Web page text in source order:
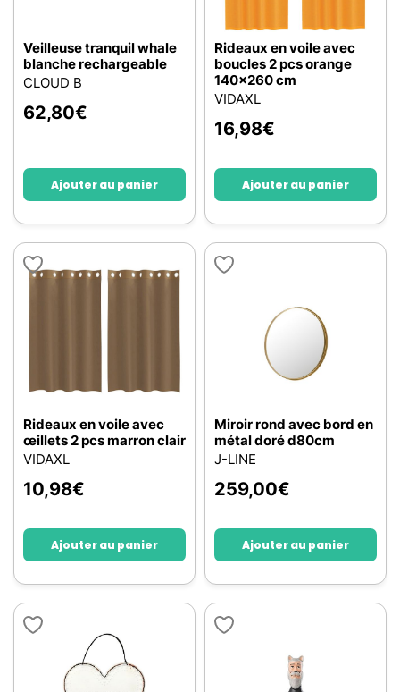
Veilleuse tranquil whale
blanche rechargeable
CLOUD B
62,80€
Ajouter au panier
Rideaux en voile avec
boucles 2 pcs orange
140x260 cm
VIDAXL
16,98€
Ajouter au panier
Rideaux en voile avec
œillets 2 pcs marron clair
VIDAXL
10,98€
Ajouter au panier
Miroir rond avec bord en
métal doré d80cm
J-LINE
259,00€
Ajouter au panier